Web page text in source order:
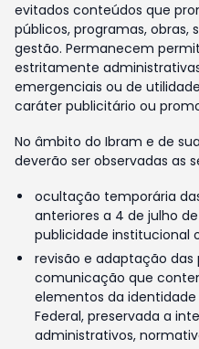
evitados conteúdos que
públicos, programas, obras,
gestão. Permanecem
estritamente
emergenciais ou de
caráter publicitário ou
No âmbito do Ibram e de
deverão ser observadas as
ocultação temporária
anteriores a 4 de julho
publicidade institucional
revisão e adaptação das
comunicação que
elementos da
Federal, preservada a
administrativos,